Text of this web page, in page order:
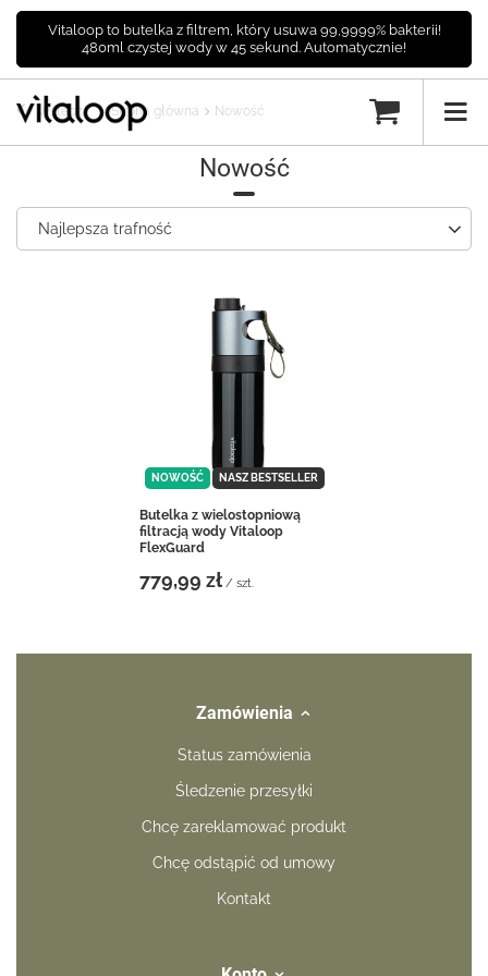
Vitaloop to butelka z filtrem, który usuwa 99,9999% bakterii!
480ml czystej wody w 45 sekund. Automatycznie!
Wstecz Strona główna Nowość
Nowość
Najlepsza trafność
NOWOŚĆ NASZ BESTSELLER
Butelka z wielostopniową
filtracją wody Vitaloop
FlexGuard
779,99 zł / szt.
Zamówienia
Status zamówienia
Śledzenie przesyłki
Chcę zareklamować produkt
Chcę odstąpić od umowy
Kontakt